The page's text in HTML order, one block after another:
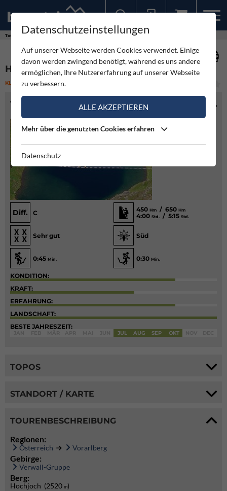
Touren
HOCHJOCH KLETTERSTEIG - SCHRUNS
KLETTERSTEIG MITTEL
TOURENINFO
Diff. C 450 Hm / 650 Hm
4:00 Std. / 5:15 Std.
Sehr gut Süd
0:45 Min. 0:30 Min.
KONDITION:
KRAFT:
ERFAHRUNG:
LANDSCHAFT:
BESTE JAHRESZEIT:
JUL AUG SEP OKT
TOPOS
STANDORT / KARTE
TOURENBESCHREIBUNG
Regionen:
Österreich Vorarlberg
Gebirge:
Verwall-Gruppe
Berg:
Hochjoch (2520 m)
Datenschutzeinstellungen
Auf unserer Webseite werden Cookies verwendet. Einige
davon werden zwingend benötigt, während es uns andere
ermöglichen, Ihre Nutzererfahrung auf unserer Webseite
zu verbessern.
ALLE AKZEPTIEREN
Mehr über die genutzten Cookies erfahren
Datenschutz